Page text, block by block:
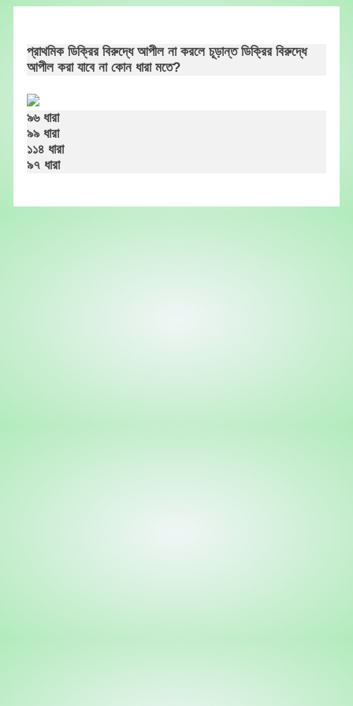
content
প্রাথমিক ডিক্রির বিরুদ্ধে আপীল না করলে চূড়ান্ত ডিক্রির বিরুদ্ধে
আপীল করা যাবে না কোন ধারা মতে?
৯৬ ধারা
৯৯ ধারা
১১৪ ধারা
৯৭ ধারা